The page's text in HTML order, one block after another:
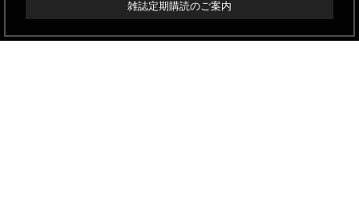
雑誌定期購読のご案内